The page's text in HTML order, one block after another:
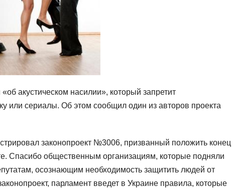
акустическом насилии», который запретит
или сериалы. Об этом сообщил один из авторов проекта
законопроект №3006, призванный положить конец
Спасибо общественным организациям, которые подняли
осознающим необходимость защитить людей от
парламент введет в Украине правила, которые